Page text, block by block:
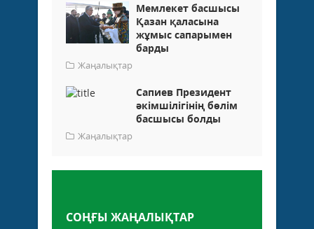
Мемлекет басшысы
Қазан қаласына
жұмыс сапарымен
барды
Жаңалықтар
Сапиев Президент
әкімшілігінің бөлім
басшысы болды
Жаңалықтар
СОҢҒЫ ЖАҢАЛЫҚТАР